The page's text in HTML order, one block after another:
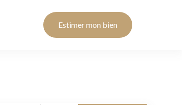
Estimer mon bien